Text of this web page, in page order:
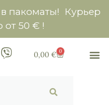
в пакоматы! Курьер
от 50 € !
0,00€ 0